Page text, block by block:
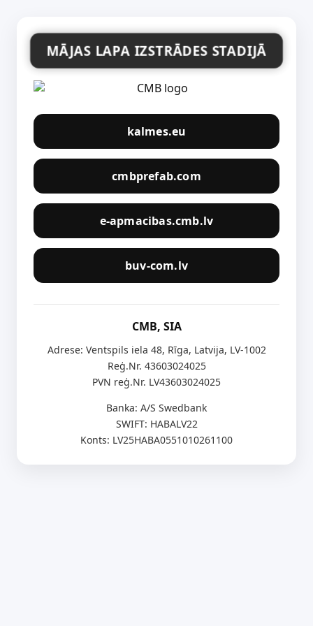
MĀJAS LAPA IZSTRĀDES STADIJĀ
kalmes.eu
cmbprefab.com
e-apmacibas.cmb.lv
buv-com.lv
CMB, SIA
Adrese: Ventspils iela 48, Rīga, Latvija, LV-1002
Reģ.Nr. 43603024025
PVN reģ.Nr. LV43603024025
Banka: A/S Swedbank
SWIFT: HABALV22
Konts: LV25HABA0551010261100